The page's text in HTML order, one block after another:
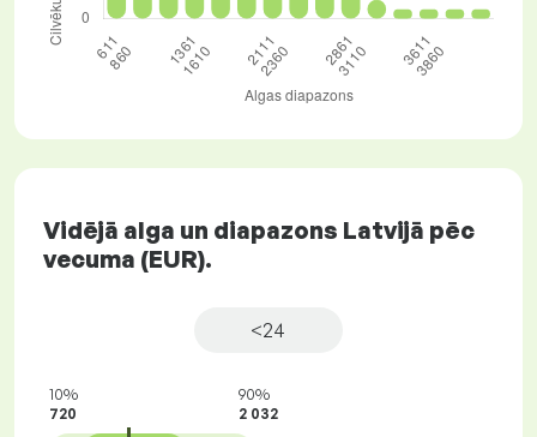
Vidējā alga un diapazons Latvijā pēc
vecuma (EUR).
<24
10%
720
90%
2 032